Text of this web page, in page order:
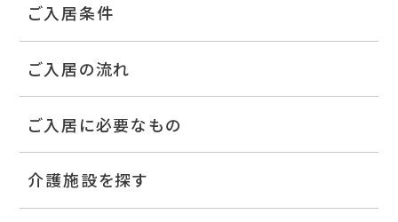
ご入居条件
ご入居の流れ
ご入居に必要なもの
介護施設を探す